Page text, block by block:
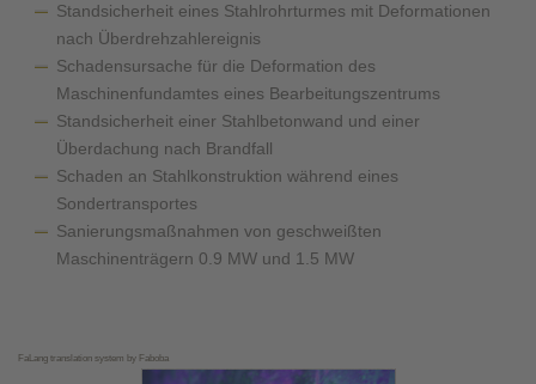
Standsicherheit eines Stahlrohrturmes mit Deformationen
nach Überdrehzahlereignis
Schadensursache für die Deformation des
Maschinenfundamtes eines Bearbeitungszentrums
Standsicherheit einer Stahlbetonwand und einer
Überdachung nach Brandfall
Schaden an Stahlkonstruktion während eines
Sondertransportes
Sanierungsmaßnahmen von geschweißten
Maschinenträgern 0.9 MW und 1.5 MW
FaLang translation system by Faboba